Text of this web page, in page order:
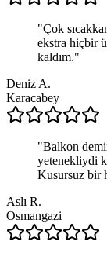
"Çok
ekstra hiçbir
kaldım."
Deniz A.
Karacabey
"Balkon
yetenekliydi
Kusursuz bir
Aslı R.
Osmangazi